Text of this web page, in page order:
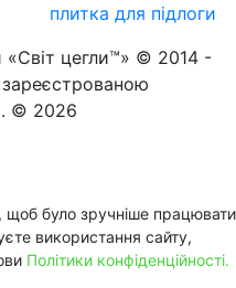
плитка для підлоги
«Світ цегли™» © 2014 -
© 2026
було зручніше працювати
використання сайту,
Політики конфіденційності.